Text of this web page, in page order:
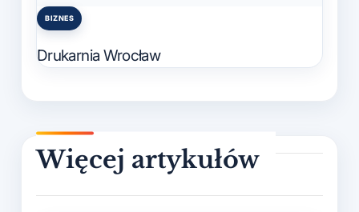
Posted
BIZNES
Drukarnia Wrocław